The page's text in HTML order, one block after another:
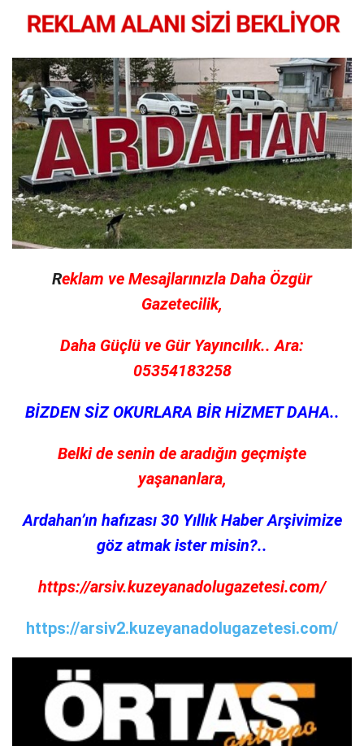
Reklam ve Mesajlarınızla Daha Özgür
Gazetecilik,
Daha Güçlü ve Gür Yayıncılık.. Ara:
05354183258
BİZDEN SİZ OKURLARA BİR HİZMET DAHA..
Belki de senin de aradığın geçmişte
yaşananlara,
Ardahan’ın hafızası 30 Yıllık Haber Arşivimize
göz atmak ister misin?..
https://arsiv.kuzeyanadolugazetesi.com/
https://arsiv2.kuzeyanadolugazetesi.com/